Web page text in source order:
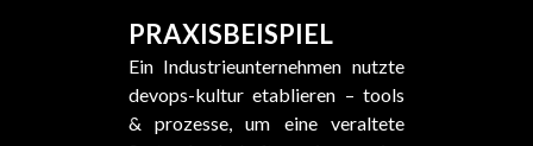
PRAXISBEISPIEL
Ein Industrieunternehmen nutzte
devops-kultur etablieren – tools
& prozesse, um eine veraltete